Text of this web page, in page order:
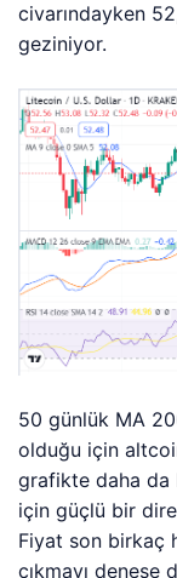
civarındayken
geziniyor.
50 günlük MA
olduğu için
grafikte daha da
için güçlü bir
Fiyat son birkaç
çıkmayı denese